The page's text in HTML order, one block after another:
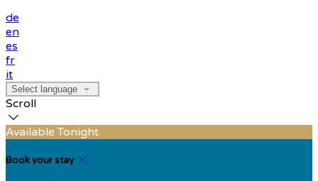
de
en
es
fr
it
Select language
Scroll
Available Tonight
Book your stay